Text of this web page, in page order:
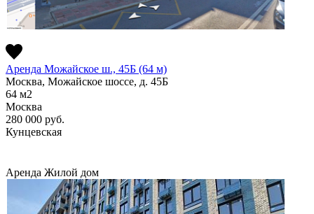
Аренда Можайское ш., 45Б (64 м)
Москва, Можайское шоссе, д. 45Б
64 м2
Москва
280 000 руб.
Кунцевская
Аренда Жилой дом